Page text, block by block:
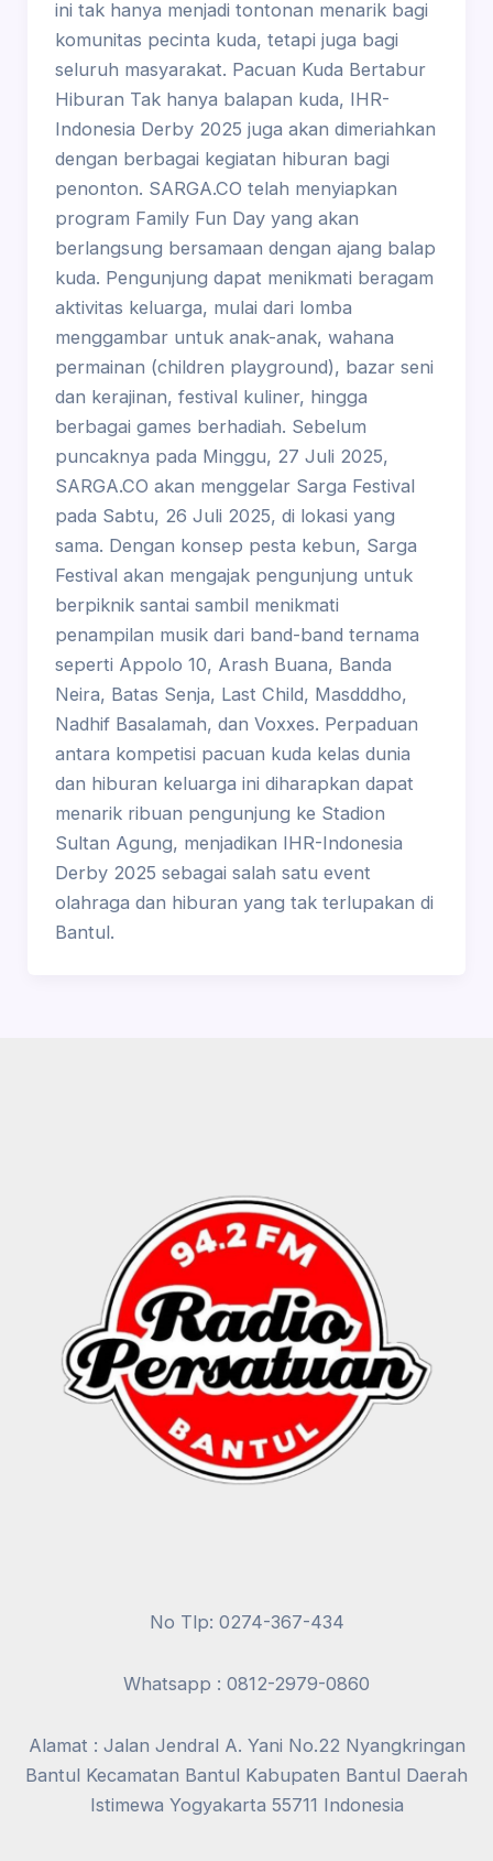
ini tak hanya menjadi tontonan menarik bagi
komunitas pecinta kuda, tetapi juga bagi
seluruh masyarakat. Pacuan Kuda Bertabur
Hiburan Tak hanya balapan kuda, IHR-
Indonesia Derby 2025 juga akan dimeriahkan
dengan berbagai kegiatan hiburan bagi
penonton. SARGA.CO telah menyiapkan
program Family Fun Day yang akan
berlangsung bersamaan dengan ajang balap
kuda. Pengunjung dapat menikmati beragam
aktivitas keluarga, mulai dari lomba
menggambar untuk anak-anak, wahana
permainan (children playground), bazar seni
dan kerajinan, festival kuliner, hingga
berbagai games berhadiah. Sebelum
puncaknya pada Minggu, 27 Juli 2025,
SARGA.CO akan menggelar Sarga Festival
pada Sabtu, 26 Juli 2025, di lokasi yang
sama. Dengan konsep pesta kebun, Sarga
Festival akan mengajak pengunjung untuk
berpiknik santai sambil menikmati
penampilan musik dari band-band ternama
seperti Appolo 10, Arash Buana, Banda
Neira, Batas Senja, Last Child, Masdddho,
Nadhif Basalamah, dan Voxxes. Perpaduan
antara kompetisi pacuan kuda kelas dunia
dan hiburan keluarga ini diharapkan dapat
menarik ribuan pengunjung ke Stadion
Sultan Agung, menjadikan IHR-Indonesia
Derby 2025 sebagai salah satu event
olahraga dan hiburan yang tak terlupakan di
Bantul.
No Tlp: 0274-367-434
Whatsapp : 0812-2979-0860
Alamat : Jalan Jendral A. Yani No.22 Nyangkringan
Bantul Kecamatan Bantul Kabupaten Bantul Daerah
Istimewa Yogyakarta 55711 Indonesia